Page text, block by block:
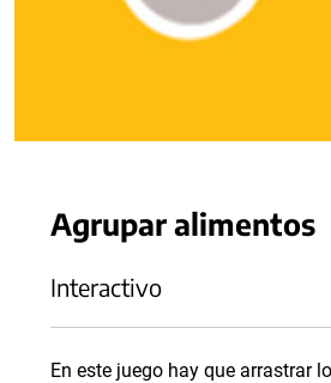
Agrupar alimentos
Interactivo
En este juego hay que arrastrar